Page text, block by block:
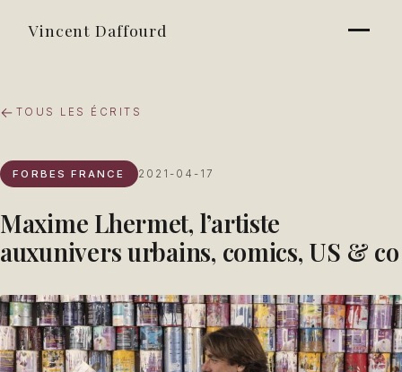
Vincent Daffourd
TOUS LES ÉCRITS
FORBES FRANCE 2021-04-17
Maxime Lhermet, l’artiste
auxunivers urbains, comics, US & co